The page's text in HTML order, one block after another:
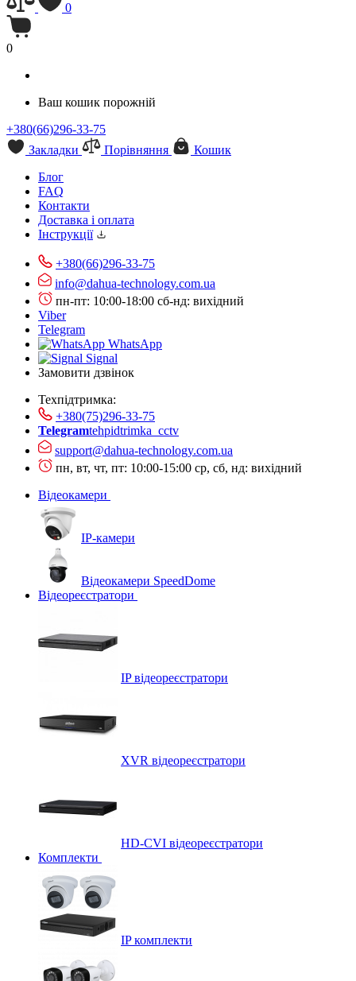
0
0
Ваш кошик порожній
+380(66)296-33-75
Закладки
Порівняння
Кошик
Блог
FAQ
Контакти
Доставка і оплата
Інструкції
+380(66)296-33-75
info@dahua-technology.com.ua
пн-пт: 10:00-18:00 сб-нд: вихідний
Viber
Telegram
WhatsApp
Signal
Замовити дзвінок
Техпідтримка:
+380(75)296-33-75
Telegramtehpidtrimka_cctv
support@dahua-technology.com.ua
пн, вт, чт, пт: 10:00-15:00 ср, сб, нд: вихідний
Відеокамери
IP-камери
Відеокамери SpeedDome
Відеореєстратори
IP відеореєстратори
XVR відеореєстратори
HD-CVI відеореєстратори
Комплекти
IP комплекти